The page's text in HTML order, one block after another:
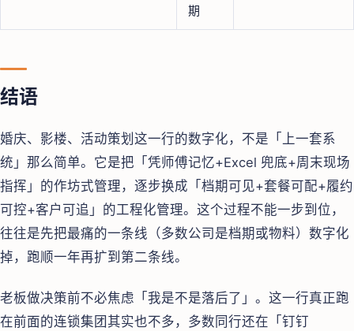
期
结语
婚庆、影楼、活动策划这一行的数字化，不是「上一套系
统」那么简单。它是把「凭师傅记忆+Excel 兜底+周末现场
指挥」的作坊式管理，逐步换成「档期可见+套餐可配+履约
可控+客户可追」的工程化管理。这个过程不能一步到位，
往往是先把最痛的一条线（多数公司是档期或物料）数字化
掉，跑顺一年再扩到第二条线。
老板做决策前不必焦虑「我是不是落后了」。这一行真正跑
在前面的连锁集团其实也不多，多数同行还在「钉钉